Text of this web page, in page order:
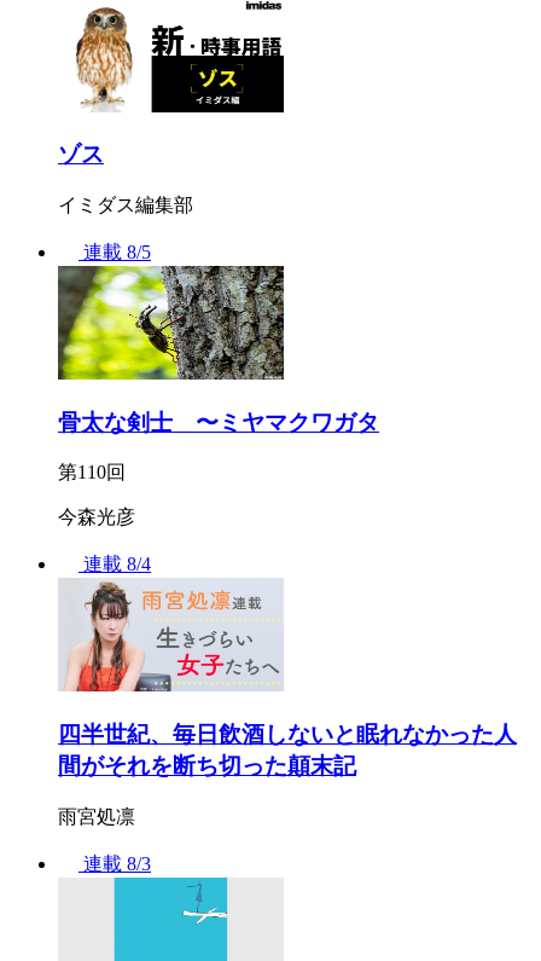
ゾス
イミダス編集部
連載 8/5
骨太な剣士 〜ミヤマクワガタ
第110回
今森光彦
連載 8/4
四半世紀、毎日飲酒しないと眠れなかった人
間がそれを断ち切った顛末記
雨宮処凛
連載 8/3